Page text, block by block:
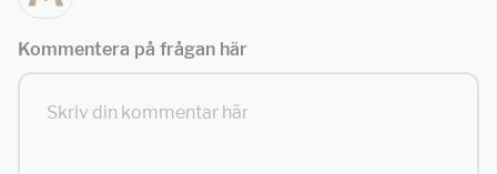
Kommentera på frågan här